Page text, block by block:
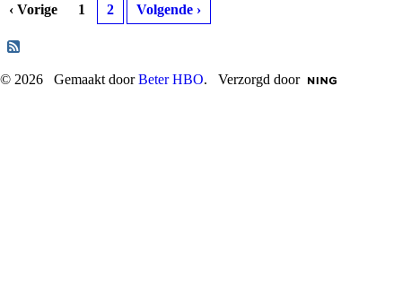
‹ Vorige 1 2 Volgende ›
© 2026 Gemaakt doorBeter HBO. Verzorgd door